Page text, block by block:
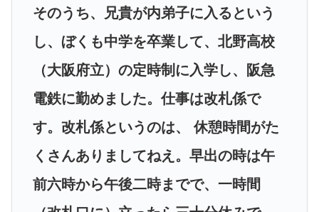
そのうち、兄貴が内弟子に入るという
し、ぼくも中学を卒業して、北野高校
（大阪府立）の定時制に入学し、阪急
電鉄に勤めました。仕事は改札係で
す。改札係というのは、 休憩時間がた
くさんありましてねえ。早出の時は午
前六時から午後二時までで、一時間